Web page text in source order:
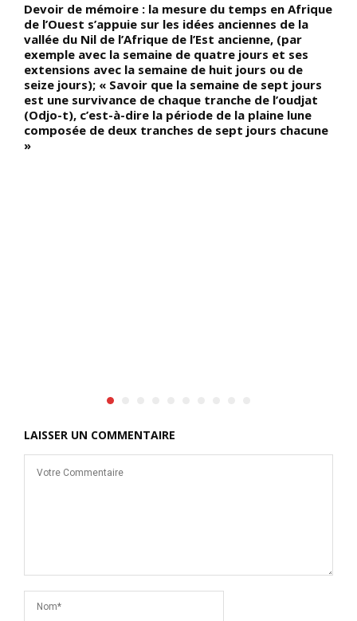
Devoir de mémoire : la mesure du temps en Afrique
de l’Ouest s’appuie sur les idées anciennes de la
vallée du Nil de l’Afrique de l’Est ancienne, (par
exemple avec la semaine de quatre jours et ses
extensions avec la semaine de huit jours ou de
seize jours); « Savoir que la semaine de sept jours
est une survivance de chaque tranche de l’oudjat
(Odjo-t), c’est-à-dire la période de la plaine lune
composée de deux tranches de sept jours chacune
»
LAISSER UN COMMENTAIRE